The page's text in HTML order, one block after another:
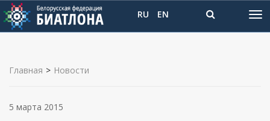
RU EN
Главная > Новости
5 марта 2015